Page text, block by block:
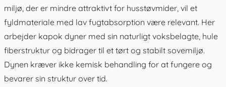
miljø, der er mindre attraktivt for husstøvmider, vil et
fyldmateriale med lav fugtabsorption være relevant. Her
arbejder kapok dyner med sin naturligt voksbelagte, hule
fiberstruktur og bidrager til et tørt og stabilt sovemiljø.
Dynen kræver ikke kemisk behandling for at fungere og
bevarer sin struktur over tid.